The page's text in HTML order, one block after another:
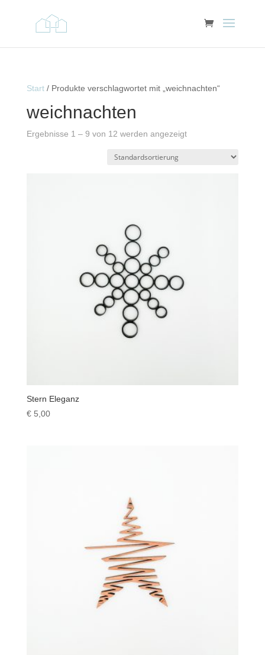
Start/ Produkte verschlagwortet mit „weichnachten“
weichnachten
Ergebnisse 1 – 9 von 12 werden angezeigt
Stern Eleganz
€5,00